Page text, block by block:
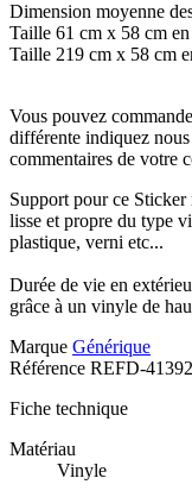
Dimension moyenne
Taille 61 cm x 58 cm
Taille 219 cm x 58 cm
Vous pouvez
différente indiquez
commentaires de votre
Support pour ce
lisse et propre du type
plastique, verni etc...
Durée de vie en
grâce à un vinyle de
Marque Générique
Référence REFD-41392
Fiche technique
Matériau
Vinyle